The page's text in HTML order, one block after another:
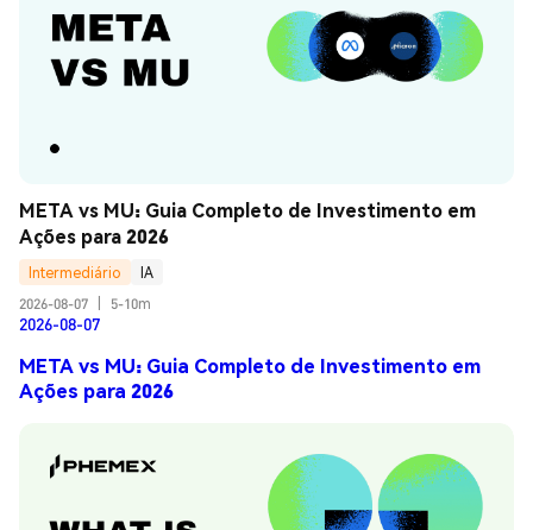
META vs MU: Guia Completo de Investimento em
Ações para 2026
Intermediário
IA
2026-08-07
5-10m
2026-08-07
META vs MU: Guia Completo de Investimento em
Ações para 2026